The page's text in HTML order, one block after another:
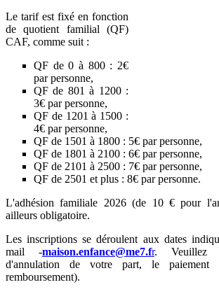
Le tarif est fixé en fonction
de quotient familial (QF)
CAF, comme suit :
QF de 0 à 800 : 2€
par personne,
QF de 801 à 1200 :
3€ par personne,
QF de 1201 à 1500 :
4€ par personne,
QF de 1501 à 1800 : 5€ par personne,
QF de 1801 à 2100 : 6€ par personne,
QF de 2101 à 2500 : 7€ par personne,
QF de 2501 et plus : 8€ par personne.
L'adhésion familiale 2026 (de 10 € pour
ailleurs obligatoire.
Les inscriptions se déroulent aux dates
mail -maison.enfance@me7.fr. Veuillez
d'annulation de votre part, le
remboursement).